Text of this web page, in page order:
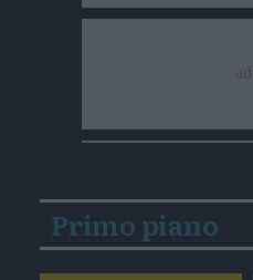
Primo piano